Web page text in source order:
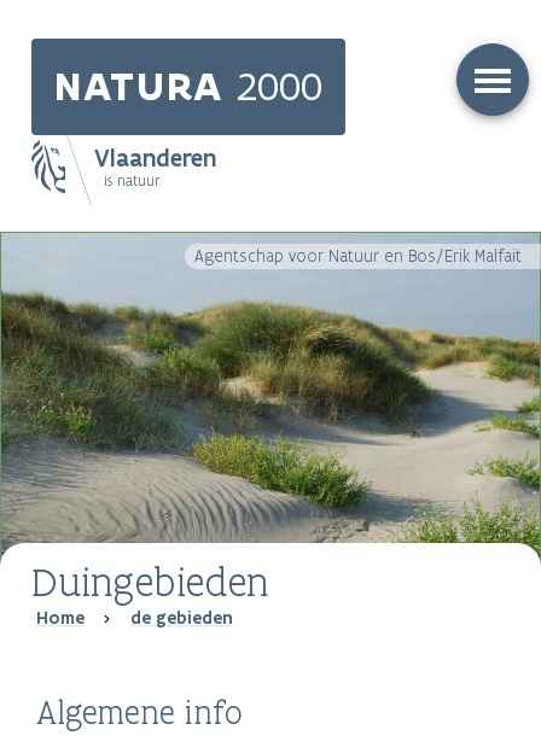
NATURA 2000
Vlaanderen
is natuur
Main
Agentschap voor Natuur en Bos/Erik Malfait
Duingebieden
Breadcrumb
Home de gebieden
Algemene info